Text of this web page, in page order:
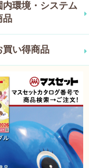
内環境・システム
品
買い得商品